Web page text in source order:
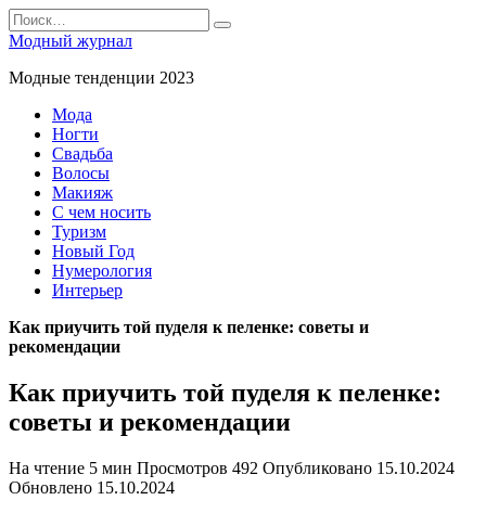
Перейти
к
содержанию
Search
for:
Модный журнал
Модные тенденции 2023
Мода
Ногти
Свадьба
Волосы
Макияж
С чем носить
Туризм
Новый Год
Нумерология
Интерьер
Как приучить той пуделя к пеленке: советы и
рекомендации
Как приучить той пуделя к пеленке:
советы и рекомендации
На чтение 5 мин Просмотров 492 Опубликовано 15.10.2024
Обновлено 15.10.2024